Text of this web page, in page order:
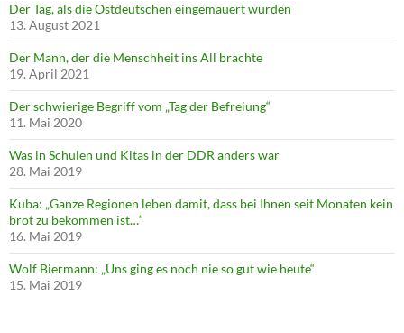
Der Tag, als die Ostdeutschen eingemauert wurden
13. August 2021
Der Mann, der die Menschheit ins All brachte
19. April 2021
Der schwierige Begriff vom „Tag der Befreiung“
11. Mai 2020
Was in Schulen und Kitas in der DDR anders war
28. Mai 2019
Kuba: „Ganze Regionen leben damit, dass bei Ihnen seit Monaten kein
brot zu bekommen ist…“
16. Mai 2019
Wolf Biermann: „Uns ging es noch nie so gut wie heute“
15. Mai 2019